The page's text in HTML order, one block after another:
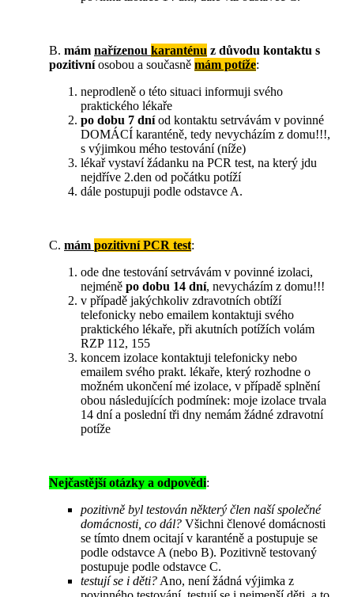
B. mám nařízenou karanténu z důvodu kontaktu s
pozitivníosobou a současně mám potíže:
neprodleně o této situaci informuji svého
praktického lékaře
po dobu 7 dníod kontaktu setrvávám v povinné
DOMÁCÍ karanténě, tedy nevycházím z domu!!!,
s výjimkou mého testování (níže)
lékař vystaví žádanku na PCR test, na který jdu
nejdříve 2.den od počátku potíží
dále postupuji podle odstavce A.
C. mám pozitivní PCR test:
ode dne testování setrvávám v povinné izolaci,
nejméně po dobu 14 dní, nevycházím z domu!!!
v případě jakýchkoliv zdravotních obtíží
telefonicky nebo emailem kontaktuji svého
praktického lékaře, při akutních potížích volám
RZP 112, 155
koncem izolace kontaktuji telefonicky nebo
emailem svého prakt. lékaře, který rozhodne o
možném ukončení mé izolace, v případě splnění
obou následujících podmínek: moje izolace trvala
14 dní a poslední tři dny nemám žádné zdravotní
potíže
Nejčastější otázky a odpovědi:
pozitivně byl testován některý člen naší společné
domácnosti, co dál? Všichni členové domácnosti
se tímto dnem ocitají v karanténě a postupuje se
podle odstavce A (nebo B). Pozitivně testovaný
postupuje podle odstavce C.
testují se i děti? Ano, není žádná výjimka z